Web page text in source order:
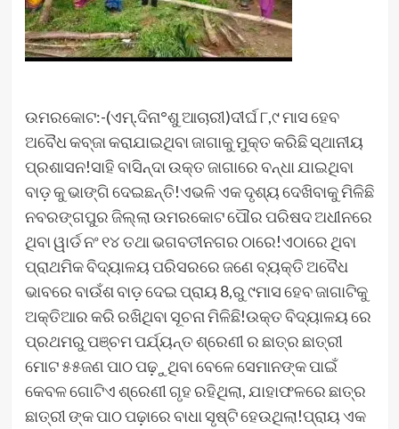
ଉମରକୋଟ:-(ଏମ୍.ଦିନା°ଶୁ ଆଚାରୀ)ଦୀର୍ଘ ୮,୯ ମାସ ହେବ
ଅବୈଧ କବ୍ଜା କରାଯାଇଥିବା ଜାଗାକୁ ମୁକ୍ତ କରିଛି ସ୍ଥାନୀୟ
ପ୍ରଶାସନ!ସାହି ବାସିନ୍ଦା ଉକ୍ତ ଜାଗାରେ ବନ୍ଧା ଯାଇଥିବା
ବାଡ଼ କୁ ଭାଙ୍ଗି ଦେଇଛନ୍ତି!ଏଭଳି ଏକ ଦୃଶ୍ୟ ଦେଖିବାକୁ ମିଳିଛି
ନବରଙ୍ଗପୁର ଜିଲ୍ଲା ଉମରକୋଟ ପୌର ପରିଷଦ ଅଧୀନରେ
ଥିବା ୱାର୍ଡ ନଂ ୧୪ ତଥା ଭଗବତୀନଗର ଠାରେ!ଏଠାରେ ଥିବା
ପ୍ରାଥମିକ ବିଦ୍ୟାଳୟ ପରିସରରେ ଜଣେ ବ୍ୟକ୍ତି ଅବୈଧ
ଭାବରେ ବାଉଁଶ ବାଡ଼ ଦେଇ ପ୍ରାୟ 8,ରୁ ୯ମାସ ହେବ ଜାଗାଟିକୁ
ଅକ୍ତିଆର କରି ରଖିଥିବା ସୂଚନା ମିଳିଛି!ଉକ୍ତ ବିଦ୍ୟାଳୟ ରେ
ପ୍ରଥମରୁ ପଞ୍ଚମ ପର୍ଯ୍ୟନ୍ତ ଶ୍ରେଣୀ ର ଛାତ୍ର ଛାତ୍ରୀ
ମୋଟ ୫୫ଜଣ ପାଠ ପଢ଼ୁଥିବା ବେଳେ ସେମାନଙ୍କ ପାଇଁ
କେବଳ ଗୋଟିଏ ଶ୍ରେଣୀ ଗୃହ ରହିଥିଲା, ଯାହାଫଳରେ ଛାତ୍ର
ଛାତ୍ରୀ ଙ୍କ ପାଠ ପଢ଼ାରେ ବାଧା ସୃଷ୍ଟି ହେଉଥିଲା!ପ୍ରାୟ ଏକ